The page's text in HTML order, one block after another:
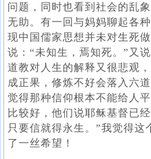
问题，同时也看到社会的乱
无助。有一回与妈妈聊起各
现中国儒家思想并未对生死
说：“未知生，焉知死。”又
道教对人生的解释又很悲观
成正果，修炼不好会落入六
觉得那种信仰根本不能给人
比较好，他们说耶稣基督已
只要信就得永生。”我觉得
了一丝希望！